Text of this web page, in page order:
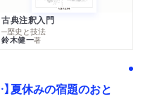
古典注釈入門
─歴史と技法
鈴木健一著
夏休みの宿題のおと